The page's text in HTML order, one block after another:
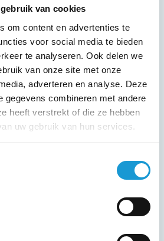
van cookies
om content en advertenties te
voor social media te bieden
te analyseren. Ook delen we
van onze site met onze
adverteren en analyse. Deze
gegevens combineren met andere
heeft verstrekt of die ze hebben
uw gebruik van hun services.
Je laat de ondernemer
komt alle informatie met elkaar
en wordt vanuit hier een plan
jaar.